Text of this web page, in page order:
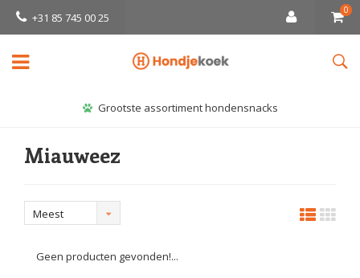
+31 85 745 00 25
0
Grootste assortiment hondensnacks
Miauweez
Meest
Geen producten gevonden!...